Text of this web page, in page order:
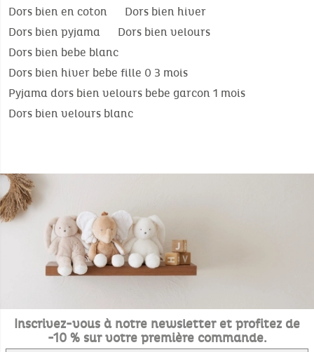
Dors bien en coton
Dors bien hiver
Dors bien pyjama
Dors bien velours
Dors bien bebe blanc
Dors bien hiver bebe fille 0 3 mois
Pyjama dors bien velours bebe garcon 1 mois
Dors bien velours blanc
Inscrivez-vous à notre newsletter et profitez de
-10 % sur votre première commande.